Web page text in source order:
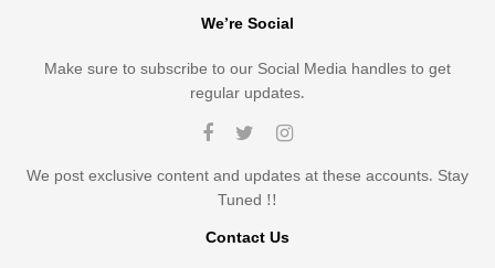
We’re Social
Make sure to subscribe to our Social Media handles to get
regular updates.
We post exclusive content and updates at these accounts. Stay
Tuned !!
Contact Us